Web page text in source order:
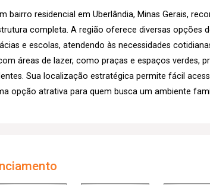
bairro residencial em Uberlândia, Minas Gerais,
completa. A região oferece diversas opções
e escolas, atendendo às necessidades
áreas de lazer, como praças e espaços verdes,
Sua localização estratégica permite fácil
opção atrativa para quem busca um ambiente